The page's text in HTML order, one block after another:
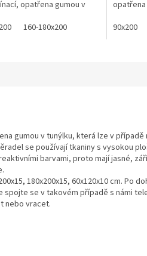
opatřena gumou v
je používána
160-180x200
opatřena
90x200
gumou v tunýlku, která lze v případě
se používají tkaniny s vysokou
barvami, proto mají jasné,
180x200x15, 60x120x10 cm.Po
se v takovém případě s námi
nebo vracet.